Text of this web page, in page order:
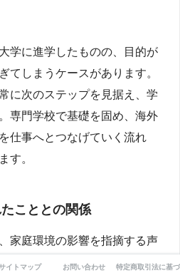
学に進学したものの、目的が
てしまうケースがあります。
に次のステップを見据え、学
専門学校で基礎を固め、海外
仕事へとつなげていく流れ
す。
こととの関係
家庭環境の影響を指摘する声
現や発信に関わる仕事をして
イトマップ お問い合わせ 特定商取引法に基